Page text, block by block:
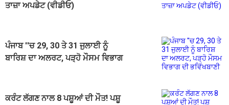
ਤਾਜ਼ਾ ਅਪਡੇਟ (ਵੀਡੀਓ)
ਪੰਜਾਬ ''ਚ 29, 30 ਤੇ 31 ਜੁਲਾਈ ਨੂੰ
ਬਾਰਿਸ਼ ਦਾ ਅਲਰਟ, ਪੜ੍ਹੋ ਮੌਸਮ ਵਿਭਾਗ
ਕਰੰਟ ਲੱਗਣ ਨਾਲ 8 ਪਸ਼ੂਆਂ ਦੀ ਮੌਤ! ਪਸ਼ੂ